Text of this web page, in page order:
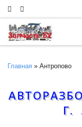
Skip to content
Главная » Антропово
Г.